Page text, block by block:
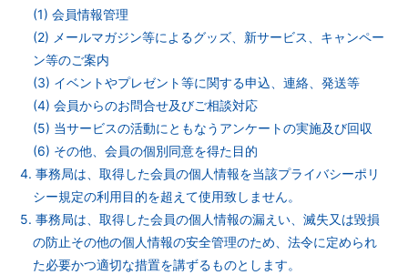
(1) 会員情報管理
(2) メールマガジン等によるグッズ、新サービス、キャンペー
ン等のご案内
(3) イベントやプレゼント等に関する申込、連絡、発送等
(4) 会員からのお問合せ及びご相談対応
(5) 当サービスの活動にともなうアンケートの実施及び回収
(6) その他、会員の個別同意を得た目的
4. 事務局は、取得した会員の個人情報を当該プライバシーポリ
シー規定の利用目的を超えて使用致しません。
5. 事務局は、取得した会員の個人情報の漏えい、滅失又は毀損
の防止その他の個人情報の安全管理のため、法令に定められ
た必要かつ適切な措置を講ずるものとします。